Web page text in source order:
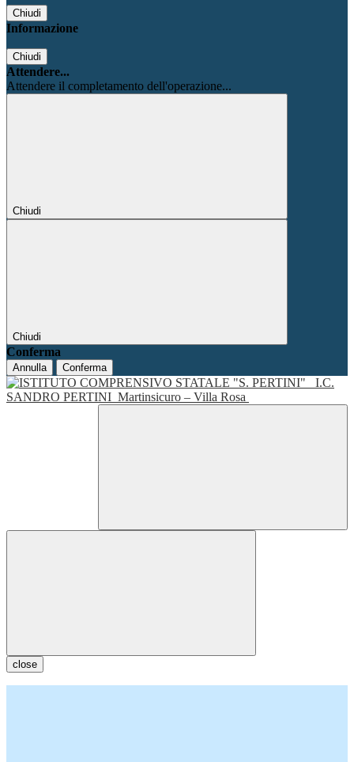
Chiudi
Informazione
Chiudi
Attendere...
Attendere il completamento dell'operazione...
Chiudi
Chiudi
Conferma
Annulla Conferma
I.C.
SANDRO PERTINI Martinsicuro – Villa Rosa
close